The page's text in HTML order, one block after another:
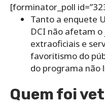
[forminator_poll
Tanto a enquete
DCI não afetam o
extraoficiais e
favoritismo do
do programa não
Quem foi